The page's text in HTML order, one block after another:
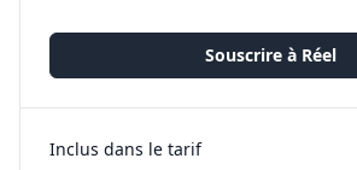
Souscrire à Réel
Inclus dans le tarif